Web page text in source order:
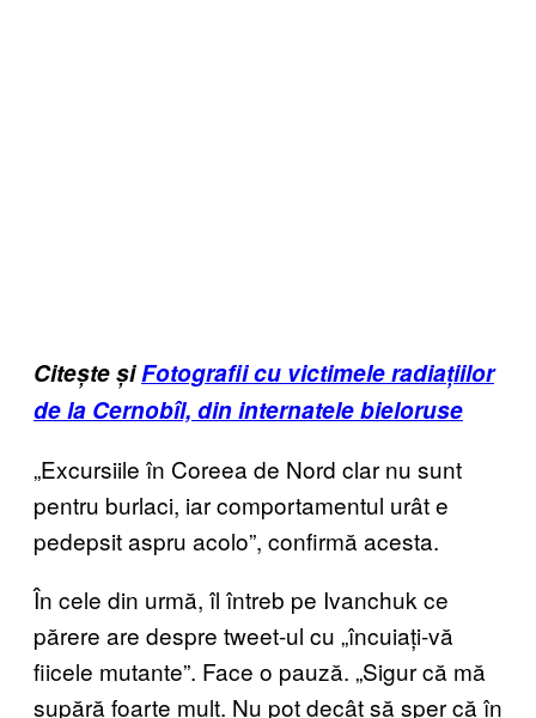
Citește șiFotografii cu victimele radiațiilor
de la Cernobîl, din internatele bieloruse
„Excursiile în Coreea de Nord clar nu sunt
pentru burlaci, iar comportamentul urât e
pedepsit aspru acolo”, confirmă acesta.
În cele din urmă, îl întreb pe Ivanchuk ce
părere are despre tweet-ul cu „încuiați-vă
fiicele mutante”. Face o pauză. „Sigur că mă
supără foarte mult. Nu pot decât să sper că în